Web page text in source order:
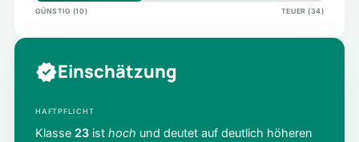
GÜNSTIG (10) TEUER (34)
Einschätzung
HAFTPFLICHT
Klasse 23ist hoch und deutet auf deutlich höheren